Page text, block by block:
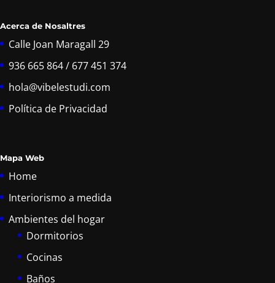
Acerca de Nosaltres
Calle Joan Maragall 29
936 665 864 / 677 451 374
hola@vibelestudi.com
Política de Privacidad
Mapa Web
Home
Interiorismo a medida
Ambientes del hogar
Dormitorios
Cocinas
Baños